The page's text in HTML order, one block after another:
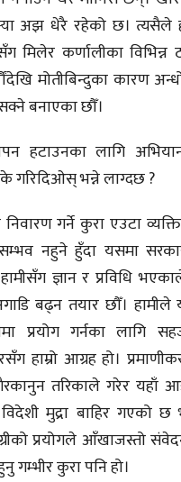
अझ धेरै रहेको छ। त्यसैले
कर्णालीका विभिन्न
मोतीबिन्दुका कारण
बनाएका छौँ।
हटाउनका लागि
गरिदिओस् भन्ने लाग्दछ ?
गर्ने कुरा एउटा
सम्भव नहुने हुँदा यसमा
ज्ञान र प्रविधि
बढ्न तयार छौँ। हामीले
प्रयोग गर्नका लागि
हाम्रो आग्रह हो।
तरिकाले गरेर यहाँ
मुद्रा बाहिर गएको छ
प्रयोगले आँखाजस्तो
गम्भीर कुरा पनि हो।